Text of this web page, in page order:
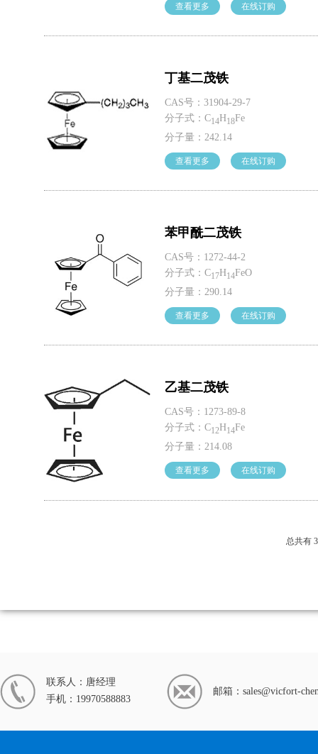
查看更多 在线订购
丁基二茂铁
CAS号：31904-29-7
分子式：C14H18Fe
分子量：242.14
查看更多 在线订购
苯甲酰⼆茂铁
CAS号：1272-44-2
分子式：C17H14FeO
分子量：290.14
查看更多 在线订购
⼄基⼆茂铁
CAS号：1273-89-8
分子式：C12H14Fe
分子量：214.08
查看更多 在线订购
总共有
联系人：唐经理
手机：19970588883
邮箱： sales@vicfort-